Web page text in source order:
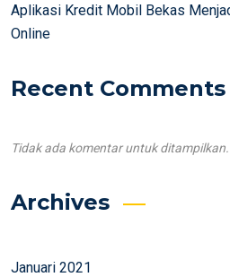
Aplikasi Kredit Mobil Bekas
Online
Recent Comments
Tidak ada komentar untuk ditampilkan.
Archives
Januari 2021